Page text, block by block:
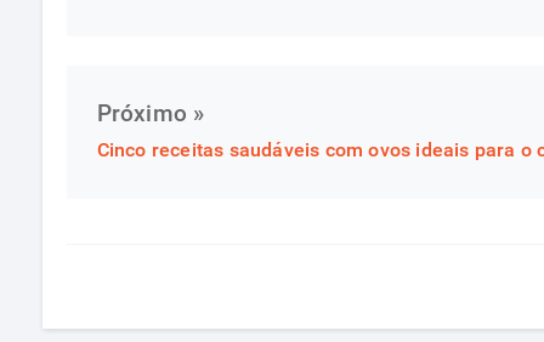
Próximo »
Cinco receitas saudáveis com ovos​​ ideais para o